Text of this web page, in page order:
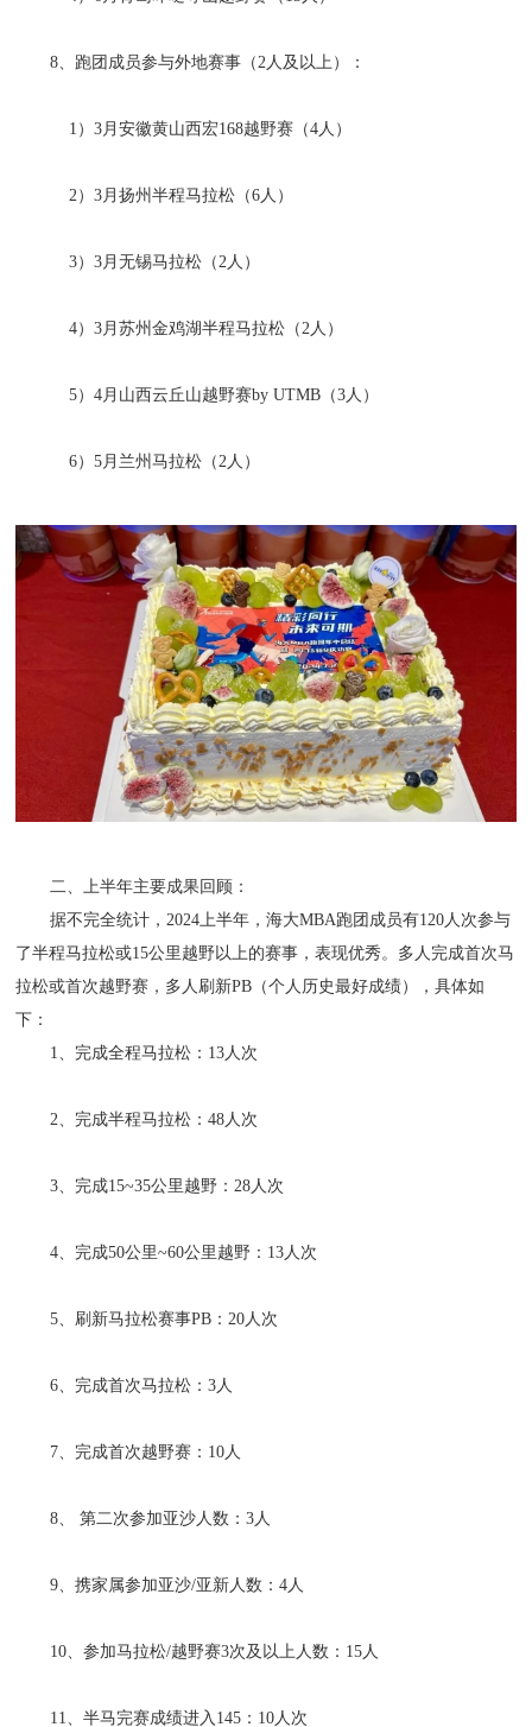
8、跑团成员参与外地赛事（2人及以上）：
1）3月安徽黄山西宏168越野赛（4人）
2）3月扬州半程马拉松（6人）
3）3月无锡马拉松（2人）
4）3月苏州金鸡湖半程马拉松（2人）
5）4月山西云丘山越野赛by UTMB（3人）
6）5月兰州马拉松（2人）
二、上半年主要成果回顾：
据不完全统计，2024上半年，海大MBA跑团成员有120人次参与
了半程马拉松或15公里越野以上的赛事，表现优秀。多人完成首次马
拉松或首次越野赛，多人刷新PB（个人历史最好成绩），具体如
下：
1、完成全程马拉松：13人次
2、完成半程马拉松：48人次
3、完成15~35公里越野：28人次
4、完成50公里~60公里越野：13人次
5、刷新马拉松赛事PB：20人次
6、完成首次马拉松：3人
7、完成首次越野赛：10人
8、 第二次参加亚沙人数：3人
9、携家属参加亚沙/亚新人数：4人
10、参加马拉松/越野赛3次及以上人数：15人
11、半马完赛成绩进入145：10人次